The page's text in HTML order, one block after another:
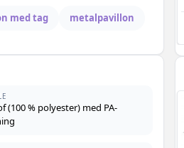
med tag metalpavillon
(100 % polyester) med PA-